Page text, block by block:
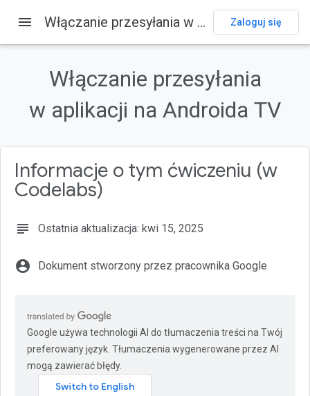
Strona główna Usługi Cast Codelabs
1. Przegląd
Co to jest Google Cast i Cast Connect?
Co będziemy tworzyć?
Czego się nauczysz
menu Włączanie przesyłania w aplikacji na Androida TV Zaloguj się
Włączanie przesyłania
w aplikacji na Androida TV
Informacje o tym ćwiczeniu (w
Codelabs)
subject Ostatnia aktualizacja: kwi 15, 2025
account_circle Dokument stworzony przez pracownika Google
Google używa technologii AI do tłumaczenia treści na Twój
preferowany język. Tłumaczenia wygenerowane przez AI
mogą zawierać błędy.